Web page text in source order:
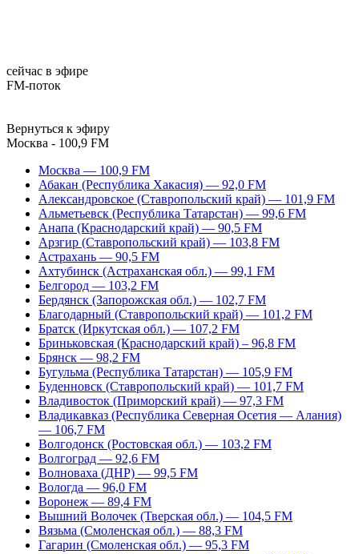
сейчас в эфире
FM-поток
Вернуться к эфиру
Москва - 100,9 FM
Москва — 100,9 FM
Абакан (Республика Хакасия) — 92,0 FM
Александровское (Ставропольский край) — 101,9 FM
Альметьевск (Республика Татарстан) — 99,6 FM
Анапа (Краснодарский край) — 90,5 FM
Арзгир (Ставропольский край) — 103,8 FM
Астрахань — 90,5 FM
Ахтубинск (Астраханская обл.) — 99,1 FM
Белгород — 103,2 FM
Бердянск (Запорожская обл.) — 102,7 FM
Благодарный (Ставропольский край) — 101,2 FM
Братск (Иркутская обл.) — 107,2 FM
Бриньковская (Краснодарский край) – 96,8 FM
Брянск — 98,2 FM
Бугульма (Республика Татарстан) — 105,9 FM
Буденновск (Ставропольский край) — 101,7 FM
Владивосток (Приморский край) — 97,3 FM
Владикавказ (Республика Северная Осетия — Алания)
— 106,7 FM
Волгодонск (Ростовская обл.) — 103,2 FM
Волгоград — 92,6 FM
Волноваха (ДНР) — 99,5 FM
Вологда — 96,0 FM
Воронеж — 89,4 FM
Вышний Волочек (Тверская обл.) — 104,5 FM
Вязьма (Смоленская обл.) — 88,3 FM
Гагарин (Смоленская обл.) — 95,3 FM